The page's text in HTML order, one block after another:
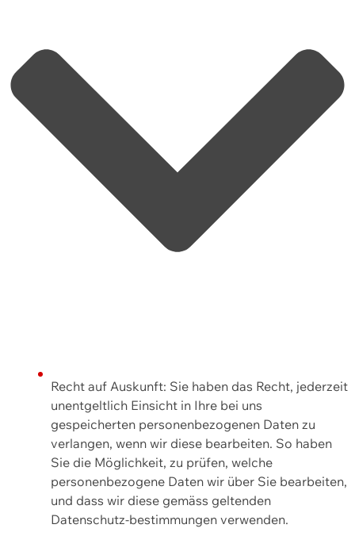
Recht auf Auskunft: Sie haben das Recht, jederzeit
unentgeltlich Einsicht in Ihre bei uns
gespeicherten personenbezogenen Daten zu
verlangen, wenn wir diese bearbeiten. So haben
Sie die Möglichkeit, zu prüfen, welche
personenbezogene Daten wir über Sie bearbeiten,
und dass wir diese gemäss geltenden
Datenschutz-bestimmungen verwenden.